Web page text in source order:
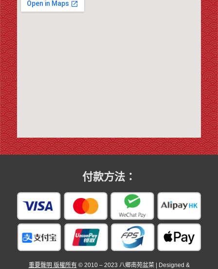
付款方法：
重要聲明 版權所有© 2010 – 2023 八鄉南苑盆菜 | Designed &